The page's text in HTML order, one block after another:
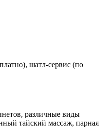
шатл-сервис (по
различные виды
тайский массаж, парная